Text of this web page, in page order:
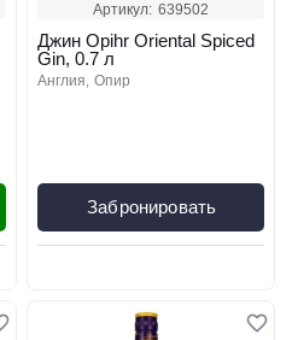
Артикул: 639502
Джин Opihr Oriental Spiced
Gin, 0.7 л
англия опир
Забронировать